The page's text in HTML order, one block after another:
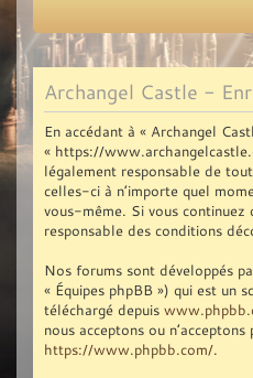
Archangel Castle -
En accédant à « Archangel
« https://
légalement responsable de
celles-ci à n’importe quel
vous-même. Si vous continuez
responsable des conditions
Nos forums sont développés
« Équipes phpBB ») qui est un
téléchargé depuis
nous acceptons ou
https://www.phpbb.com/.